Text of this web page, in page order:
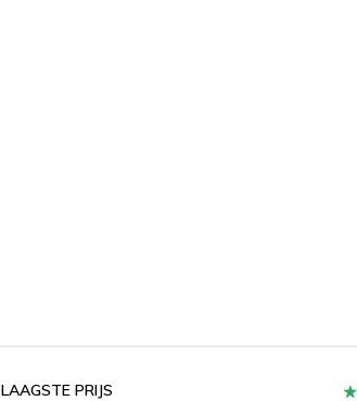
LAAGSTE PRIJS